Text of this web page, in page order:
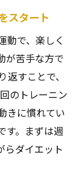
るダイエ
く脂肪燃
率よく脂
る理由と
スタート
動で、楽しく
が苦手な方で
すことで、
のトレーニン
きに慣れてい
す。まずは週
らダイエット